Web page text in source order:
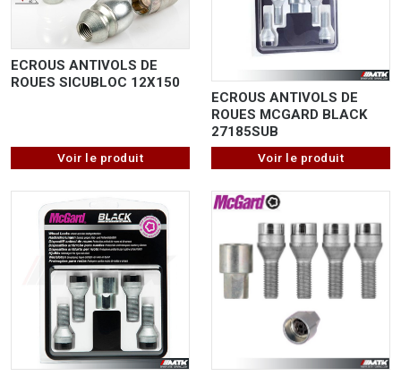
ECROUS ANTIVOLS DE
ROUES SICUBLOC 12X150
Voir le produit
ECROUS ANTIVOLS DE
ROUES MCGARD BLACK
27185SUB
Voir le produit